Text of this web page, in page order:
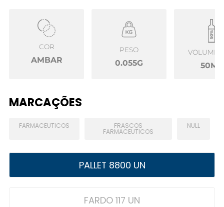
COR
AMBAR
PESO
0.055G
VOLUME
50ML
MARCAÇÕES
FARMACEUTICOS FRASCOS
FARMACEUTICOS
NULL
PALLET 8800 UN
FARDO 117 UN